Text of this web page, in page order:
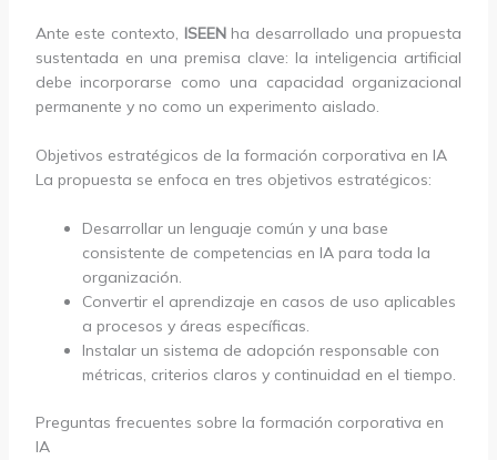
Ante este contexto, ISEENha desarrollado una propuesta
sustentada en una premisa clave: la inteligencia artificial
debe incorporarse como una capacidad organizacional
permanente y no como un experimento aislado.
Objetivos estratégicos de la formación corporativa en IA
La propuesta se enfoca en tres objetivos estratégicos:
Desarrollar un lenguaje común y una base
consistente de competencias en IA para toda la
organización.
Convertir el aprendizaje en casos de uso aplicables
a procesos y áreas específicas.
Instalar un sistema de adopción responsable con
métricas, criterios claros y continuidad en el tiempo.
Preguntas frecuentes sobre la formación corporativa en
IA